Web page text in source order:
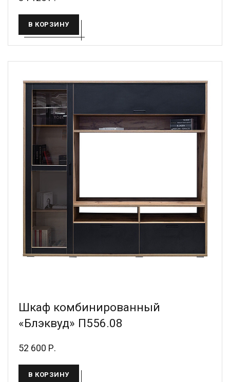
В КОРЗИНУ
Шкаф комбинированный
«Блэквуд» П556.08
52 600 Р.
В КОРЗИНУ